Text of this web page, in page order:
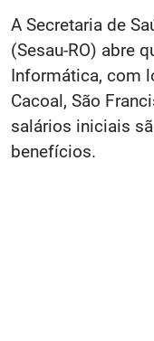
A Secretaria de
(Sesau-RO) abre
Informática, com
Cacoal, São
salários iniciais
benefícios.